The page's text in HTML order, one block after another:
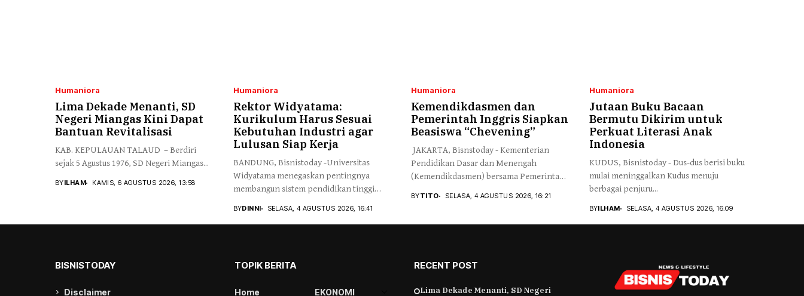
Humaniora
Lima Dekade Menanti, SD
Negeri Miangas Kini Dapat
Bantuan Revitalisasi
KAB. KEPULAUAN TALAUD – Berdiri
sejak 5 Agustus 1976, SD Negeri Miangas...
BYILHAM KAMIS, 6 AGUSTUS 2026, 13:58
Humaniora
Rektor Widyatama:
Kurikulum Harus Sesuai
Kebutuhan Industri agar
Lulusan Siap Kerja
BANDUNG, Bisnistoday -Universitas
Widyatama menegaskan pentingnya
membangun sistem pendidikan tinggi
BYDINNI SELASA, 4 AGUSTUS 2026, 16:41
Humaniora
Kemendikdasmen dan
Pemerintah Inggris Siapkan
Beasiswa “Chevening”
JAKARTA, Bisnstoday - Kementerian
Pendidikan Dasar dan Menengah
(Kemendikdasmen) bersama Pemerintah
BYTITO SELASA, 4 AGUSTUS 2026, 16:21
Humaniora
Jutaan Buku Bacaan
Bermutu Dikirim untuk
Perkuat Literasi Anak
Indonesia
KUDUS, Bisnistoday - Dus-dus berisi buku
mulai meninggalkan Kudus menuju
berbagai penjuru...
BYILHAM SELASA, 4 AGUSTUS 2026, 16:09
BISNISTODAY
Disclaimer
TOPIK BERITA
Home EKONOMI
RECENT POST
Lima Dekade Menanti, SD Negeri